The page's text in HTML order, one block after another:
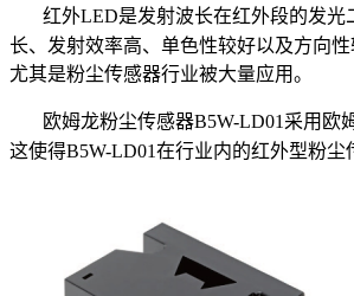
红外LED是发射波长在红外段的发光
长、发射效率高、单色性较好以及方向性
尤其是粉尘传感器行业被大量应用。
欧姆龙粉尘传感器B5W-LD01 采用欧
这使得B5W-LD01在行业内的红外型粉尘